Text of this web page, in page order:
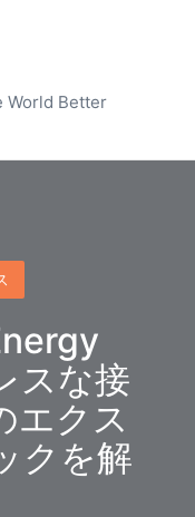
World Better
スな接
エクス
クを解